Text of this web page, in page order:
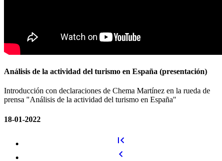
Análisis de la actividad del turismo en España (presentación)
Introducción con declaraciones de Chema Martínez en la rueda de
prensa "Análisis de la actividad del turismo en España"
18-01-2022
first_page
chevron_left